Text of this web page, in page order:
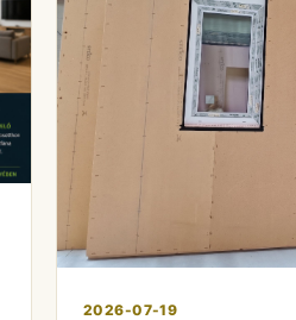
2026-07-19